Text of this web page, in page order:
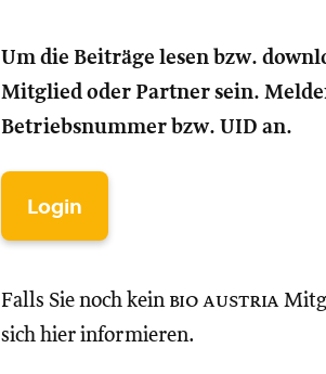
Um die Beiträge lesen bzw.
Mitglied oder Partner sein.
Betriebsnummer bzw. UID an.
Login
Falls Sie noch kein bio austria
sich hier informieren.